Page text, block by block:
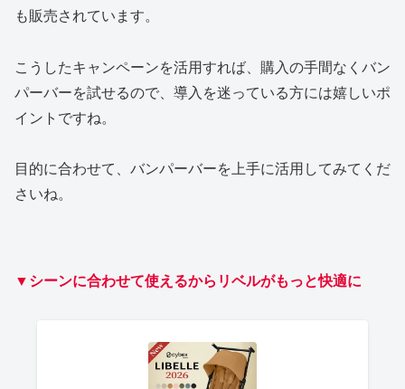
も販売されています。
こうしたキャンペーンを活用すれば、購入の手間なくバン
パーバーを試せるので、導入を迷っている方には嬉しいポ
イントですね。
目的に合わせて、バンパーバーを上手に活用してみてくだ
さいね。
▼シーンに合わせて使えるからリベルがもっと快適に